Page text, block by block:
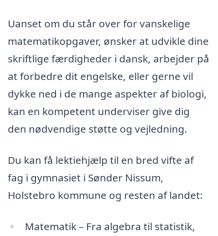
Uanset om du står over for vanskelige
matematikopgaver, ønsker at udvikle dine
skriftlige færdigheder i dansk, arbejder på
at forbedre dit engelske, eller gerne vil
dykke ned i de mange aspekter af biologi,
kan en kompetent underviser give dig
den nødvendige støtte og vejledning.
Du kan få lektiehjælp til en bred vifte af
fag i gymnasiet i Sønder Nissum,
Holstebro kommune og resten af landet:
Matematik – Fra algebra til statistik,